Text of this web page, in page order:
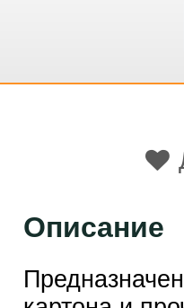
Описание